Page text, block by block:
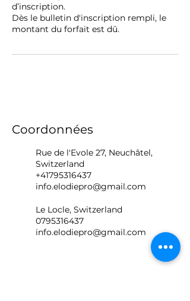
d’inscription.
Dès le bulletin d'inscription rempli, le
montant du forfait est dû.
Coordonnées
Rue de l'Evole 27, Neuchâtel,
Switzerland
+41795316437
info.elodiepro@gmail.com
Le Locle, Switzerland
0795316437
info.elodiepro@gmail.com